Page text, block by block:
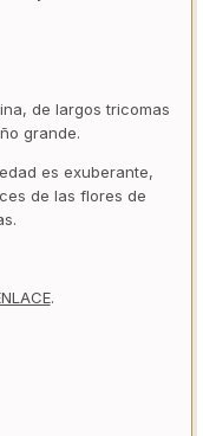
de largos tricomas
grande.
es exuberante,
de las flores de
.